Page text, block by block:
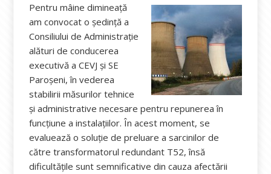
Pentru mâine dimineață
am convocat o ședință a
Consiliului de Administrație
alături de conducerea
executivă a CEVJ și SE
Paroșeni, în vederea
stabilirii măsurilor tehnice
și administrative necesare pentru repunerea în
funcțiune a instalațiilor. În acest moment, se
evaluează o soluție de preluare a sarcinilor de
către transformatorul redundant T52, însă
dificultățile sunt semnificative din cauza afectării